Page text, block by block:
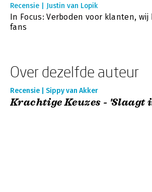
Recensie | Justin van Lopik
In Focus: Verboden voor klanten,
fans
Over dezelfde auteur
Recensie | Sippy van Akker
Krachtige Keuzes - 'Slaagt